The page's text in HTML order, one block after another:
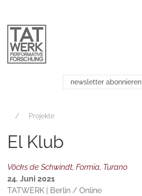
newsletter abonnieren
Projekte
El Klub
Vöcks de Schwindt, Formia, Turano
24. Juni 2021
TATWERK | Berlin / Online